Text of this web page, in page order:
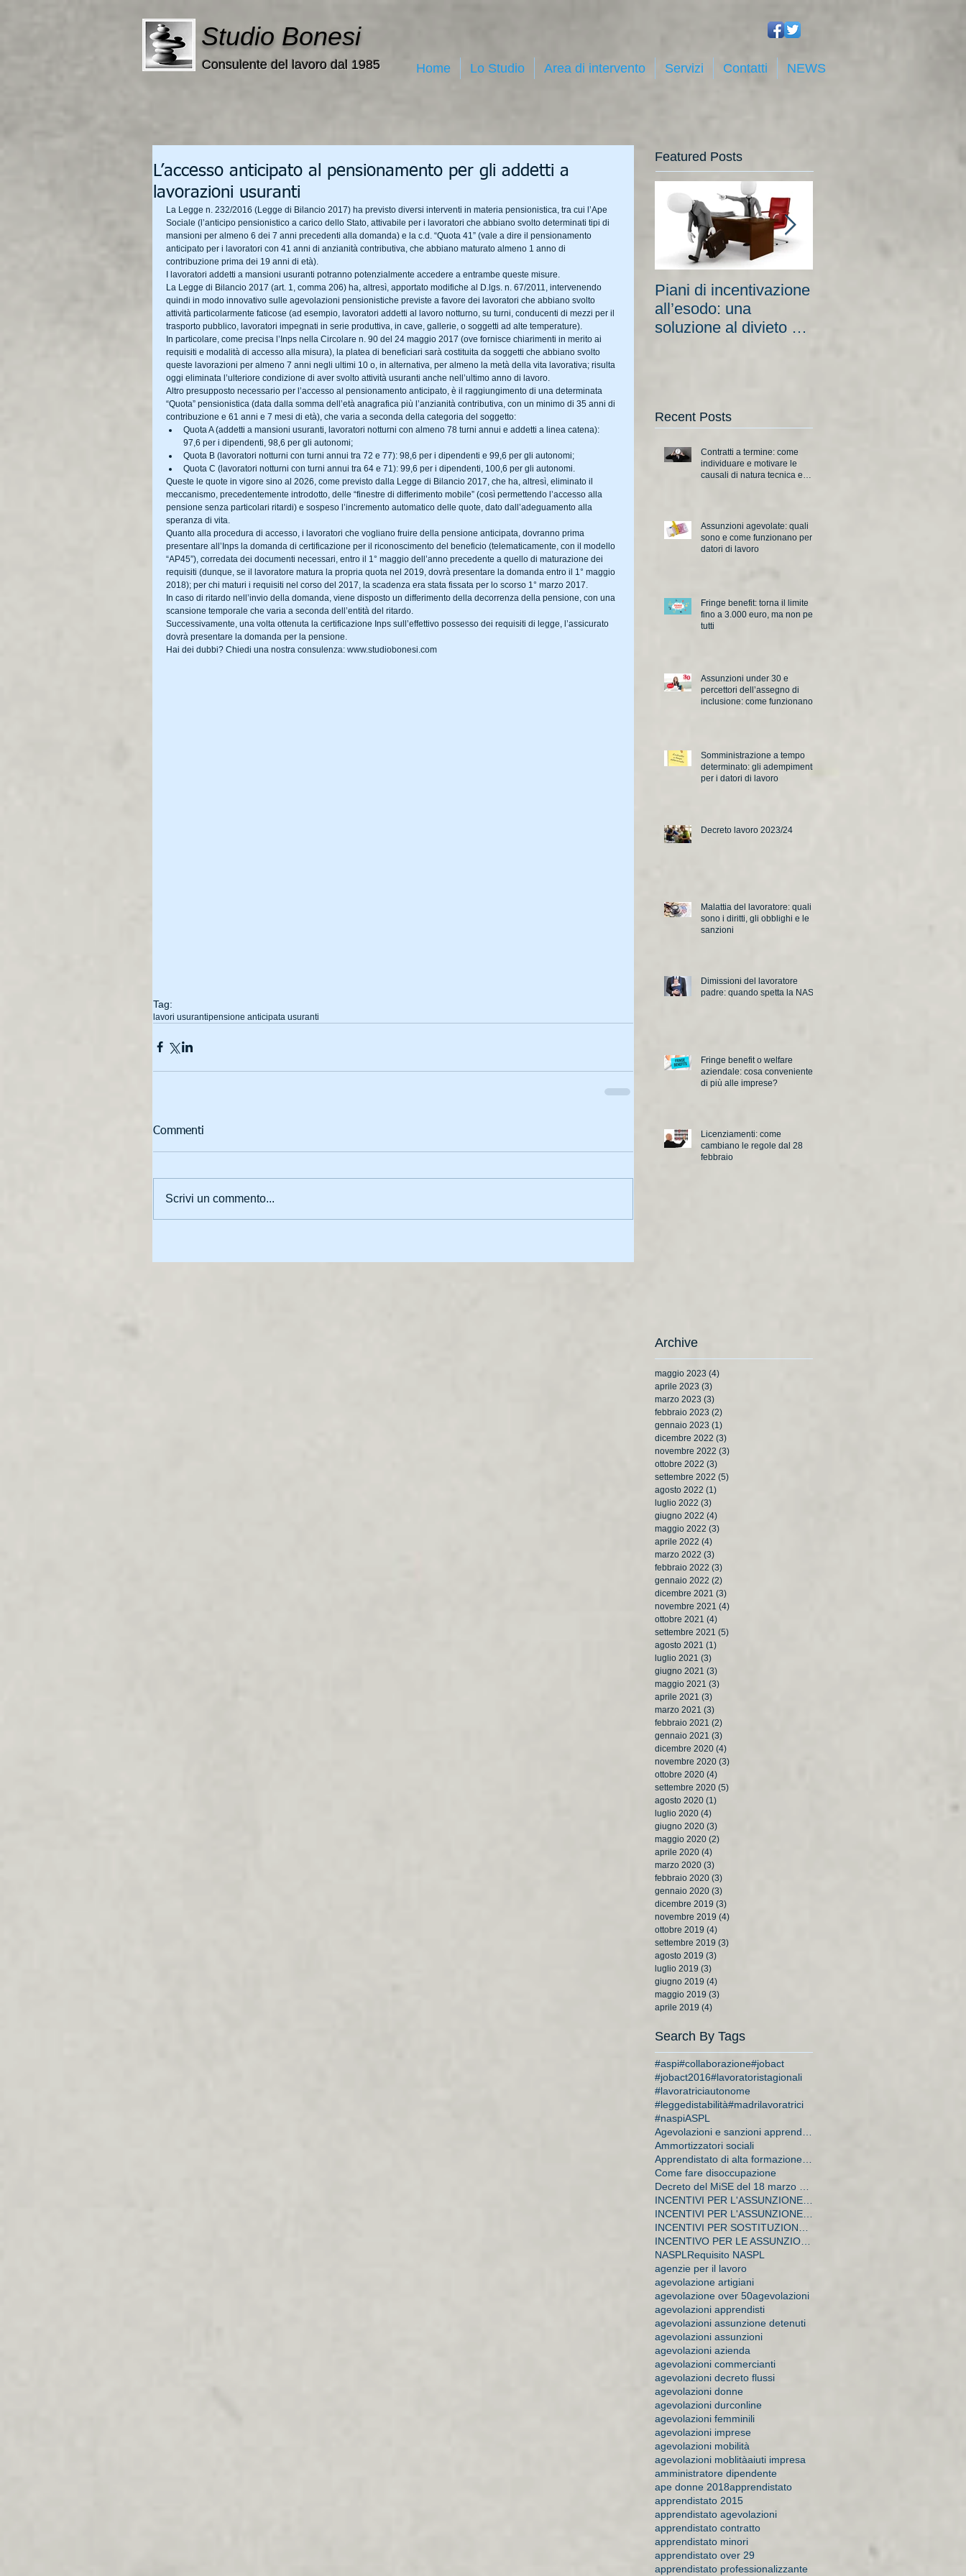
Studio Bonesi
Consulente del lavoro dal 1985 Home Lo Studio Area di intervento Servizi Contatti NEWS
L’accesso anticipato al pensionamento per gli addetti a
lavorazioni usuranti
La Legge n. 232/2016 (Legge di Bilancio 2017) ha previsto diversi interventi in materia pensionistica, tra cui l’Ape
Sociale (l’anticipo pensionistico a carico dello Stato, attivabile per i lavoratori che abbiano svolto determinati tipi di
mansioni per almeno 6 dei 7 anni precedenti alla domanda) e la c.d. “Quota 41” (vale a dire il pensionamento
anticipato per i lavoratori con 41 anni di anzianità contributiva, che abbiano maturato almeno 1 anno di
contribuzione prima dei 19 anni di età).
I lavoratori addetti a mansioni usuranti potranno potenzialmente accedere a entrambe queste misure.
La Legge di Bilancio 2017 (art. 1, comma 206) ha, altresì, apportato modifiche al D.lgs. n. 67/2011, intervenendo
quindi in modo innovativo sulle agevolazioni pensionistiche previste a favore dei lavoratori che abbiano svolto
attività particolarmente faticose (ad esempio, lavoratori addetti al lavoro notturno, su turni, conducenti di mezzi per il
trasporto pubblico, lavoratori impegnati in serie produttiva, in cave, gallerie, o soggetti ad alte temperature).
In particolare, come precisa l’Inps nella Circolare n. 90 del 24 maggio 2017 (ove fornisce chiarimenti in merito ai
requisiti e modalità di accesso alla misura), la platea di beneficiari sarà costituita da soggetti che abbiano svolto
queste lavorazioni per almeno 7 anni negli ultimi 10 o, in alternativa, per almeno la metà della vita lavorativa; risulta
oggi eliminata l’ulteriore condizione di aver svolto attività usuranti anche nell’ultimo anno di lavoro.
Altro presupposto necessario per l’accesso al pensionamento anticipato, è il raggiungimento di una determinata
“Quota” pensionistica (data dalla somma dell’età anagrafica più l’anzianità contributiva, con un minimo di 35 anni di
contribuzione e 61 anni e 7 mesi di età), che varia a seconda della categoria del soggetto:
Quota A (addetti a mansioni usuranti, lavoratori notturni con almeno 78 turni annui e addetti a linea catena):
97,6 per i dipendenti, 98,6 per gli autonomi;
Quota B (lavoratori notturni con turni annui tra 72 e 77): 98,6 per i dipendenti e 99,6 per gli autonomi;
Quota C (lavoratori notturni con turni annui tra 64 e 71): 99,6 per i dipendenti, 100,6 per gli autonomi.
Queste le quote in vigore sino al 2026, come previsto dalla Legge di Bilancio 2017, che ha, altresì, eliminato il
meccanismo, precedentemente introdotto, delle “finestre di differimento mobile” (così permettendo l’accesso alla
pensione senza particolari ritardi) e sospeso l’incremento automatico delle quote, dato dall’adeguamento alla
speranza di vita.
Quanto alla procedura di accesso, i lavoratori che vogliano fruire della pensione anticipata, dovranno prima
presentare all’Inps la domanda di certificazione per il riconoscimento del beneficio (telematicamente, con il modello
“AP45”), corredata dei documenti necessari, entro il 1° maggio dell’anno precedente a quello di maturazione dei
requisiti (dunque, se il lavoratore matura la propria quota nel 2019, dovrà presentare la domanda entro il 1° maggio
2018); per chi maturi i requisiti nel corso del 2017, la scadenza era stata fissata per lo scorso 1° marzo 2017.
In caso di ritardo nell’invio della domanda, viene disposto un differimento della decorrenza della pensione, con una
scansione temporale che varia a seconda dell’entità del ritardo.
Successivamente, una volta ottenuta la certificazione Inps sull’effettivo possesso dei requisiti di legge, l’assicurato
dovrà presentare la domanda per la pensione.
Hai dei dubbi? Chiedi una nostra consulenza: www.studiobonesi.com
Tag:
lavori usurantipensione anticipata usuranti
Commenti
Scrivi un commento...
Featured Posts
Piani di incentivazione
all’esodo: una
soluzione al divieto di
Recent Posts
Contratti a termine: come
individuare e motivare le
causali di natura tecnica e
Assunzioni agevolate: quali
sono e come funzionano per i
datori di lavoro
Fringe benefit: torna il limite
fino a 3.000 euro, ma non per
tutti
Assunzioni under 30 e
percettori dell’assegno di
inclusione: come funzionano i
Somministrazione a tempo
determinato: gli adempimenti
per i datori di lavoro
Decreto lavoro 2023/24
Malattia del lavoratore: quali
sono i diritti, gli obblighi e le
sanzioni
Dimissioni del lavoratore
padre: quando spetta la NASpI
Fringe benefit o welfare
aziendale: cosa conveniente
di più alle imprese?
Licenziamenti: come
cambiano le regole dal 28
febbraio
Archive
maggio 2023 (4)
aprile 2023 (3)
marzo 2023 (3)
febbraio 2023 (2)
gennaio 2023 (1)
dicembre 2022 (3)
novembre 2022 (3)
ottobre 2022 (3)
settembre 2022 (5)
agosto 2022 (1)
luglio 2022 (3)
giugno 2022 (4)
maggio 2022 (3)
aprile 2022 (4)
marzo 2022 (3)
febbraio 2022 (3)
gennaio 2022 (2)
dicembre 2021 (3)
novembre 2021 (4)
ottobre 2021 (4)
settembre 2021 (5)
agosto 2021 (1)
luglio 2021 (3)
giugno 2021 (3)
maggio 2021 (3)
aprile 2021 (3)
marzo 2021 (3)
febbraio 2021 (2)
gennaio 2021 (3)
dicembre 2020 (4)
novembre 2020 (3)
ottobre 2020 (4)
settembre 2020 (5)
agosto 2020 (1)
luglio 2020 (4)
giugno 2020 (3)
maggio 2020 (2)
aprile 2020 (4)
marzo 2020 (3)
febbraio 2020 (3)
gennaio 2020 (3)
dicembre 2019 (3)
novembre 2019 (4)
ottobre 2019 (4)
settembre 2019 (3)
agosto 2019 (3)
luglio 2019 (3)
giugno 2019 (4)
maggio 2019 (3)
aprile 2019 (4)
Search By Tags
#aspi#collaborazione#jobact
#jobact2016#lavoratoristagionali
#lavoratriciautonome
#leggedistabilità#madrilavoratrici
#naspiASPL
Ammortizzatori sociali
Come fare disoccupazione
NASPL Requisito NASPL
agenzie per il lavoro
agevolazione artigiani
agevolazione over 50agevolazioni
agevolazioni apprendisti
agevolazioni assunzione detenuti
agevolazioni assunzioni
agevolazioni azienda
agevolazioni commercianti
agevolazioni decreto flussi
agevolazioni donne
agevolazioni durconline
agevolazioni femminili
agevolazioni imprese
agevolazioni mobilità
agevolazioni moblitàaiuti impresa
amministratore dipendente
ape donne 2018apprendistato
apprendistato 2015
apprendistato agevolazioni
apprendistato contratto
apprendistato minori
apprendistato over 29
apprendistato professionalizzante